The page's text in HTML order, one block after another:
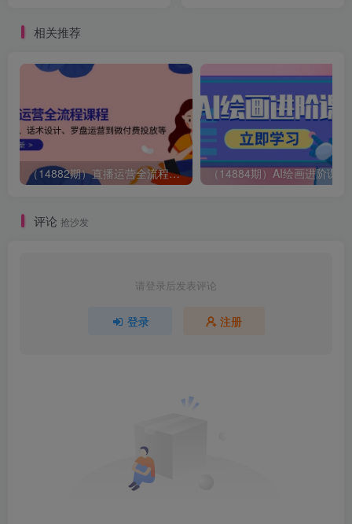
相关推荐
（14882期）直播运营全流程课程-5月更新：从起号、话术设计、罗盘运营到微付费投放等
评论 抢沙发
请登录后发表评论
登录 注册